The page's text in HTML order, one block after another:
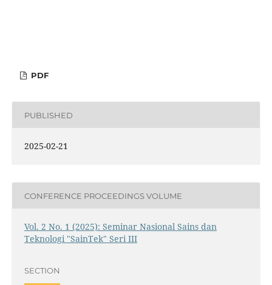
PDF
PUBLISHED
2025-02-21
CONFERENCE PROCEEDINGS VOLUME
Vol. 2 No. 1 (2025): Seminar Nasional Sains dan
Teknologi "SainTek" Seri III
SECTION